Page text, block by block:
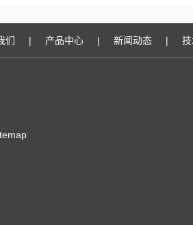
们 | 产品中心 | 新闻动态 |